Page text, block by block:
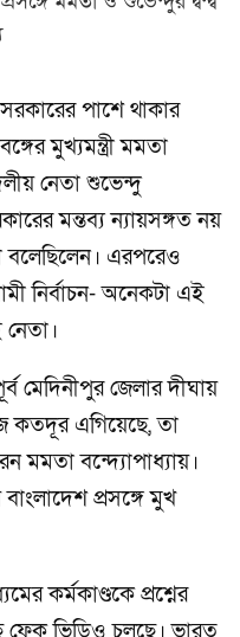
সরকারের পাশে থাকার
মুখ্যমন্ত্রী মমতা
নেতা শুভেন্দু
মন্তব্য ন্যায়সঙ্গত নয়
এরপরেও
নির্বাচন- অনেকটা এই
মেদিনীপুর জেলার দীঘায়
কতদূর এগিয়েছে, তা
মমতা বন্দ্যোপাধ্যায়।
প্রসঙ্গে মুখ
কর্মকাণ্ডকে প্রশ্নের